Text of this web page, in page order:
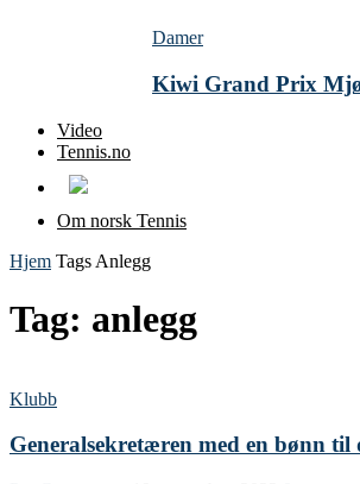
Damer
Kiwi Grand Prix
Video
Tennis.no
Om norsk Tennis
Hjem Tags Anlegg
Tag: anlegg
Klubb
Generalsekretæren med en bønn til